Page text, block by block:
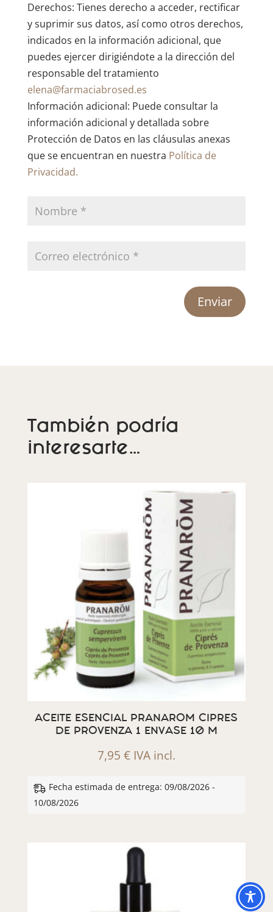
Derechos: Tienes derecho a acceder, rectificar
y suprimir sus datos, así como otros derechos,
indicados en la información adicional, que
puedes ejercer dirigiéndote a la dirección del
responsable del tratamiento
elena@farmaciabrosed.es
Información adicional: Puede consultar la
información adicional y detallada sobre
Protección de Datos en las cláusulas anexas
que se encuentran en nuestra Política de
Privacidad.
Enviar
También podría
interesarte…
ACEITE ESENCIAL PRANAROM CIPRES
DE PROVENZA 1 ENVASE 10 M
7,95 € IVA incl.
Fecha estimada de entrega: 09/08/2026 -
10/08/2026